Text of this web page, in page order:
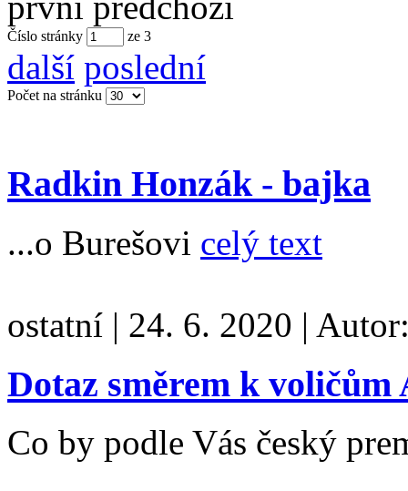
Číslo stránky ze 3
další poslední
Počet na stránku
Radkin Honzák - bajka
...o Burešovi celý text
ostatní | 24. 6. 2020 |
Dotaz směrem k voličům
Co by podle Vás český